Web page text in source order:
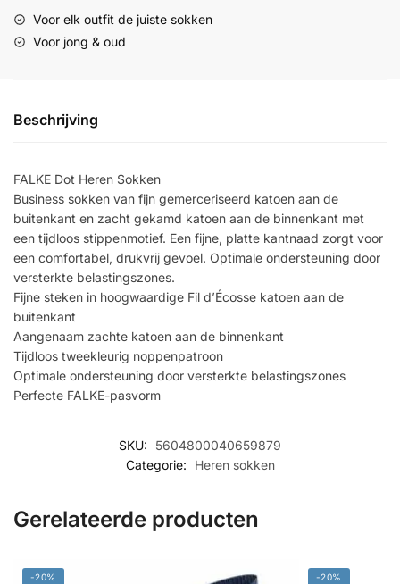
Voor elk outfit de juiste sokken
Voor jong & oud
Beschrijving
FALKE Dot Heren Sokken
Business sokken van fijn gemerceriseerd katoen aan de
buitenkant en zacht gekamd katoen aan de binnenkant met
een tijdloos stippenmotief. Een fijne, platte kantnaad zorgt voor
een comfortabel, drukvrij gevoel. Optimale ondersteuning door
versterkte belastingszones.
Fijne steken in hoogwaardige Fil d’Écosse katoen aan de
buitenkant
Aangenaam zachte katoen aan de binnenkant
Tijdloos tweekleurig noppenpatroon
Optimale ondersteuning door versterkte belastingszones
Perfecte FALKE-pasvorm
SKU:
5604800040659879
Categorie:
Heren sokken
Gerelateerde producten
-20% -20%